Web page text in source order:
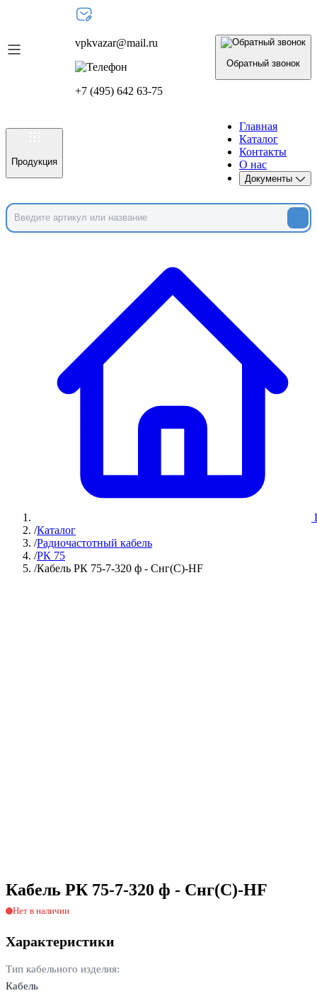
vpkvazar@mail.ru
+7 (495) 642 63-75
Обратный звонок
Продукция
Главная
Каталог
Контакты
О нас
Документы
/Каталог
/Радиочастотный кабель
/РК 75
/Кабель РК 75-7-320 ф - Снг(С)-HF
Кабель РК 75-7-320 ф - Снг(С)-HF
Нет в наличии
Характеристики
Тип кабельного изделия:
Кабель